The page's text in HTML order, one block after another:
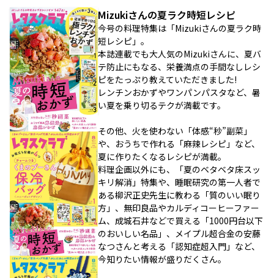
Mizukiさんの夏ラク時短レシピ
今号の料理特集は「Mizukiさんの夏ラク時
短レシピ」。
本誌連載でも大人気のMizukiさんに、夏バ
テ防止にもなる、栄養満点の手間なしレシ
ピをたっぷり教えていただきました!
レンチンおかずやワンパンパスタなど、暑
い夏を乗り切るテクが満載です。
その他、火を使わない「体感“秒”副菜」
や、おうちで作れる「麻辣レシピ」など、
夏に作りたくなるレシピが満載。
料理企画以外にも、「夏のベタベタ床スッ
キリ解消」特集や、睡眠研究の第一人者で
ある柳沢正史先生に教わる「質のいい眠り
方」、無印良品やカルディコーヒーファー
ム、成城石井などで買える「1000円台以下
のおいしい名品」、メイプル超合金の安藤
なつさんと考える「認知症超入門」など、
今知りたい情報が盛りだくさん。